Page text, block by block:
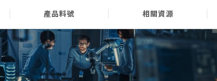
產品料號 相關資源